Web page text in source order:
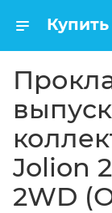
Jolion
2WD